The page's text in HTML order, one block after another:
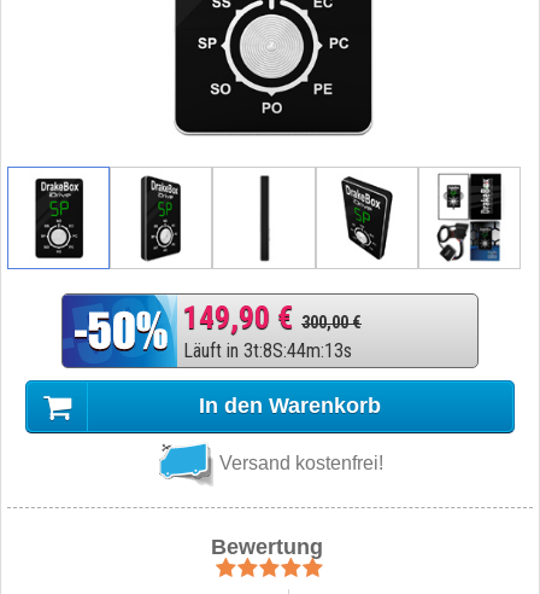
149,90 € 300,00 €
Läuft in 3t:8S:44m:12s
In den Warenkorb
Versand kostenfrei!
Bewertung